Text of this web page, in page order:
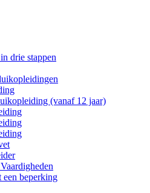
drie stappen
(vanaf 12 jaar)
een beperking